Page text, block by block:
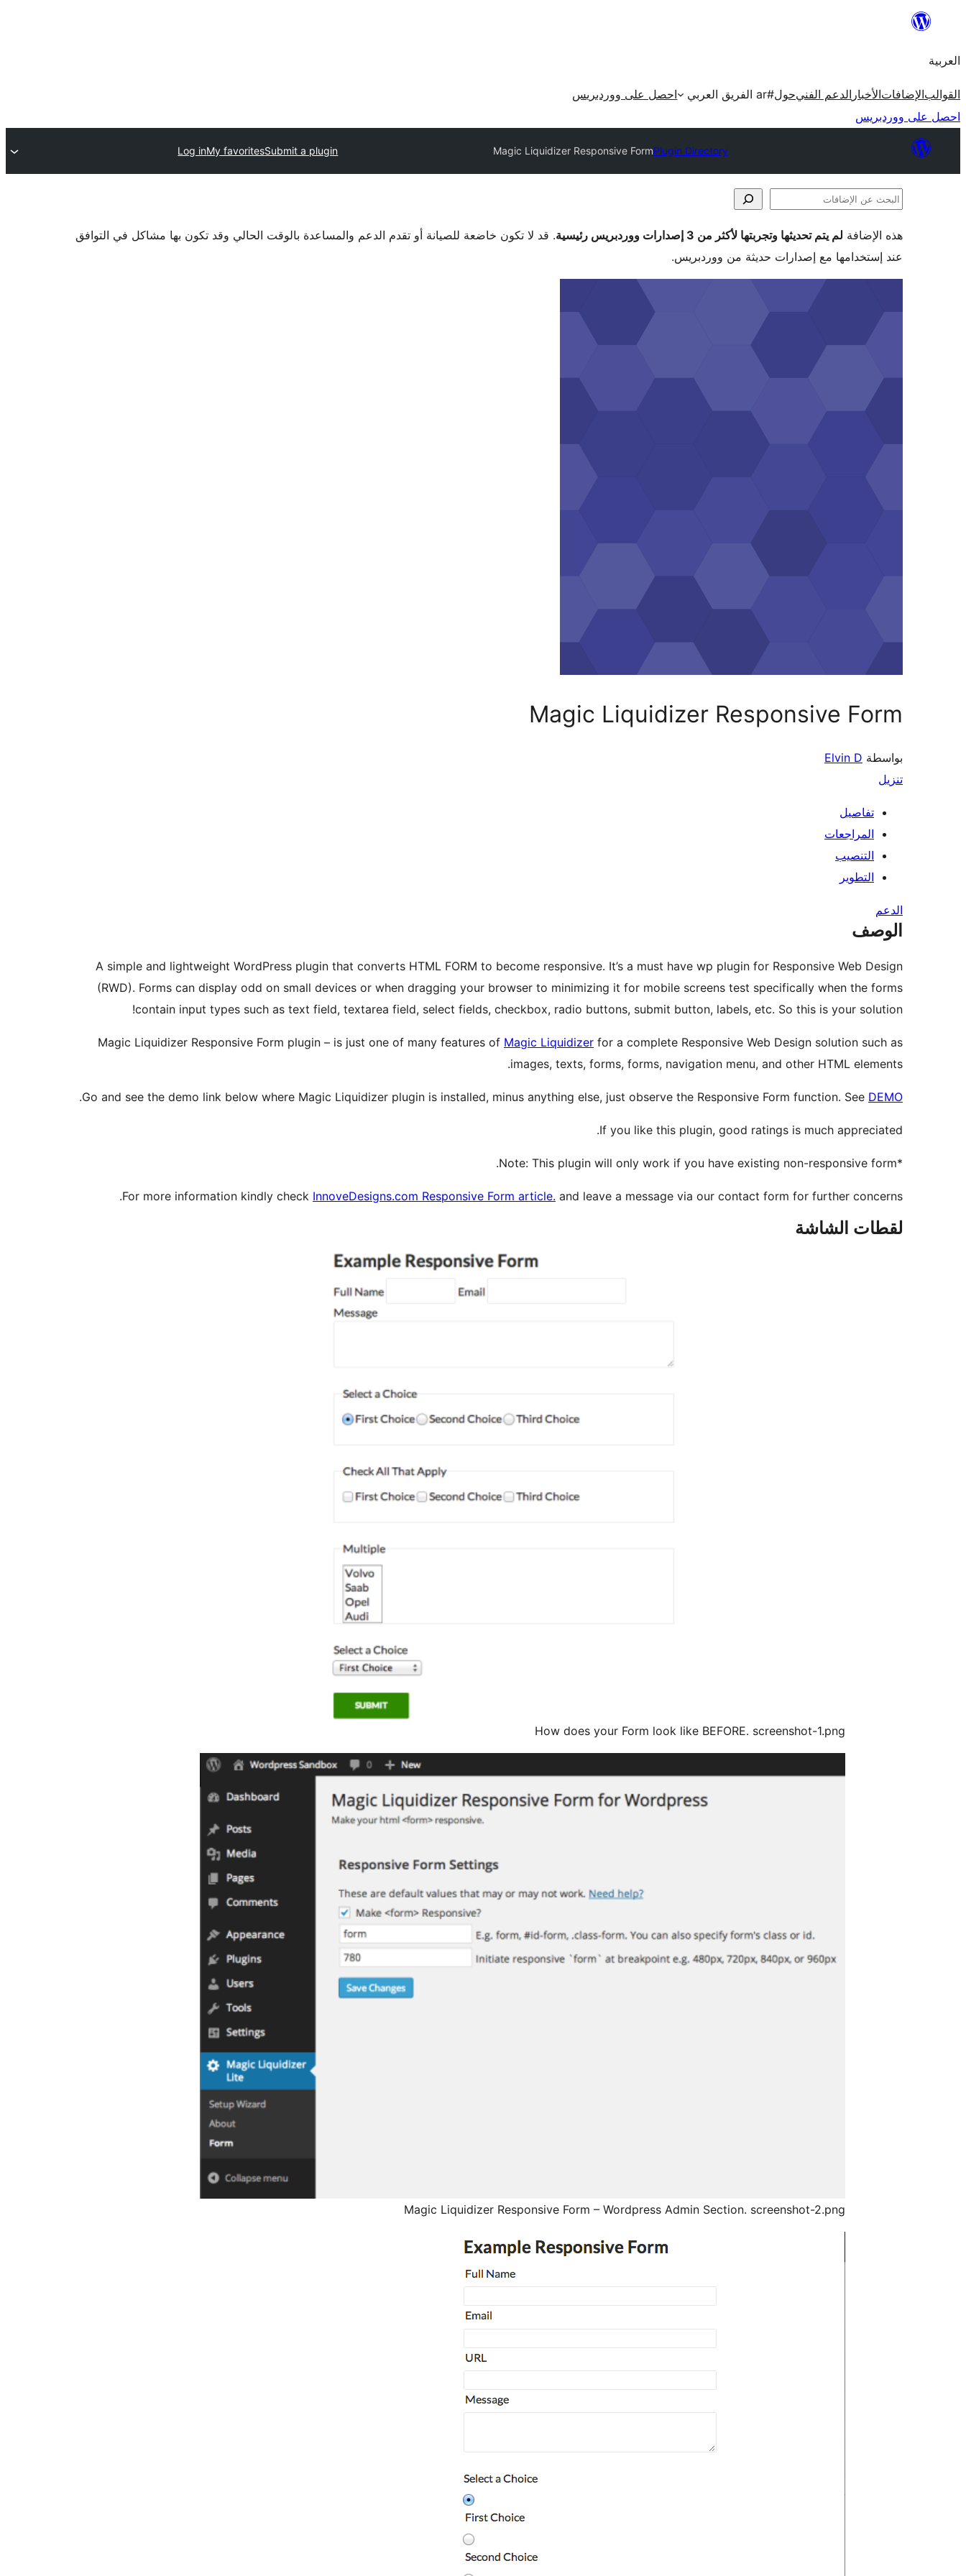
المحتوى
العربية
القوالبالإضافاتالأخبار الدعم الفنيحول#ar الفريق العربي
احصل على ووردبريس
احصل على ووردبريس
Plugin Directory
Magic Liquidizer Responsive Form
Submit a plugin
My favorites
Log in
البحث
الإضافات
هذه الإضافة لم يتم تحديثها وتجربتها لأكثر من 3 إصدارات ووردبريس رئيسية
. قد لا تكون خاضعة للصيانة أو تقدم الدعم والمساعدة بالوقت الحالي وقد تكون بها مشاكل في التوافق
عند إستخدامها مع إصدارات حديثة من ووردبريس.
Magic Liquidizer Responsive Form
بواسطة Elvin D
تنزيل
تفاصيل
المراجعات
التنصيب
التطوير
الدعم
الوصف
A simple and lightweight WordPress plugin that converts HTML FORM to become responsive. It’s a must have wp plugin for Responsive Web Design
(RWD). Forms can display odd on small devices or when dragging your browser to minimizing it for mobile screens test specifically when the forms
contain input types such as text field, textarea field, select fields, checkbox, radio buttons, submit button, labels, etc. So this is your solution!
Magic Liquidizer Responsive Form plugin – is just one of many features of Magic Liquidizer for a complete Responsive Web Design solution such as
images, texts, forms, forms, navigation menu, and other HTML elements.
Go and see the demo link below where Magic Liquidizer plugin is installed, minus anything else, just observe the Responsive Form function. See DEMO
.
If you like this plugin, good ratings is much appreciated.
*Note: This plugin will only work if you have existing non-responsive form.
For more information kindly check InnoveDesigns.com Responsive Form article. and leave a message via our contact form for further concerns.
لقطات الشاشة
How does your Form look like BEFORE. screenshot-1.png
Magic Liquidizer Responsive Form – Wordpress Admin Section. screenshot-2.png